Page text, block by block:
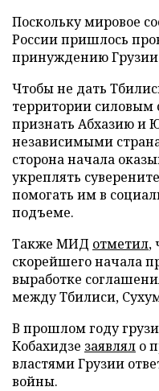
Поскольку мировое
России пришлось
принуждению Грузии
Чтобы не дать
территории силовым
признать Абхазию и
независимыми
сторона начала
укреплять
помогать им в
подъеме.
Также МИД отметил,
скорейшего начала
выработке
между Тбилиси,
В прошлом году
Кобахидзе заявлял о
властями Грузии
войны.